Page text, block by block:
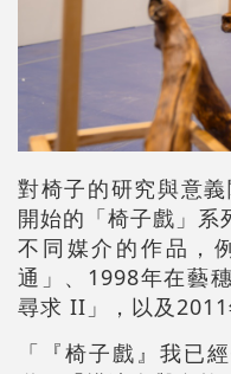
對椅子的研究與意
開始的「椅子戲」系
不同媒介的作品，
通」、1998年在藝
尋求 II」，以及2011
「『椅子戲』我已